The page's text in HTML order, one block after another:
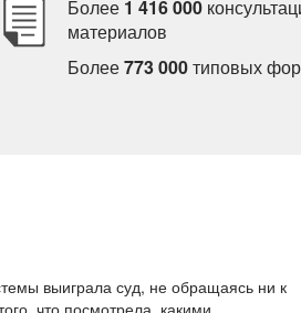
Более 1 416 000
материало
Более773 000типовых
выиграла суд, не обращаясь ни к